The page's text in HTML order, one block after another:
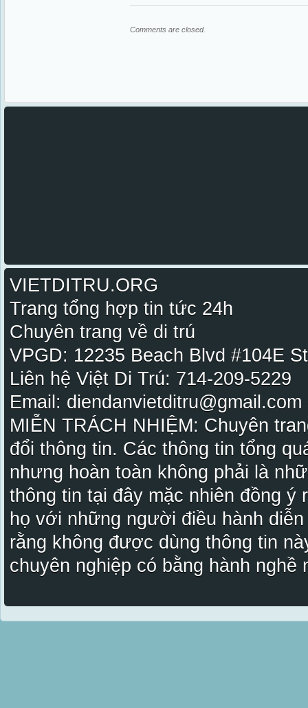
Comments are closed.
VIETDITRU.ORG
Trang tổng hợp tin tức 24h
Chuyên trang về di trú
VPGD: 12235 Beach Blvd #104E
Liên hệ Việt Di Trú: 714-209-5229
Email:
MIỄN TRÁCH NHIỆM: Chuyên
đổi thông tin. Các thông tin tổng
nhưng hoàn toàn không phải là
thông tin tại đây mặc nhiên đồng ý
họ với những người điều hành
rằng không được dùng thông tin
chuyên nghiệp có bằng hành